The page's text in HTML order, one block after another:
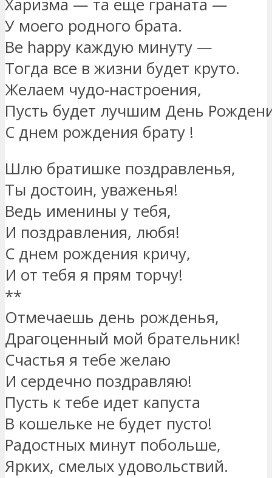
Харизма — та еще граната —
У моего родного брата.
Be happy каждую минуту —
Тогда все в жизни будет круто.
Желаем чудо-настроения,
Пусть будет лучшим День
С днем рождения брату !
Шлю братишке поздравленья,
Ты достоин, уваженья!
Ведь именины у тебя,
И поздравления, любя!
С днем рождения кричу,
И от тебя я прям торчу!
**
Отмечаешь день рожденья,
Драгоценный мой брательник!
Счастья я тебе желаю
И сердечно поздравляю!
Пусть к тебе идет капуста
В кошельке не будет пусто!
Радостных минут побольше,
Ярких, смелых удовольствий.